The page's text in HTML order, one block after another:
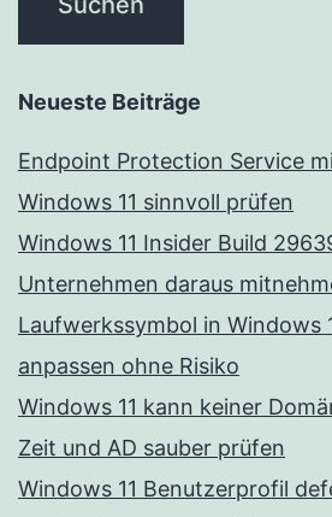
Neueste Beiträge
Endpoint Protection Service
Windows 11 sinnvoll prüfen
Windows 11 Insider Build
Unternehmen daraus
Laufwerkssymbol in Windows
anpassen ohne Risiko
Windows 11 kann keiner
Zeit und AD sauber prüfen
Windows 11 Benutzerprofil